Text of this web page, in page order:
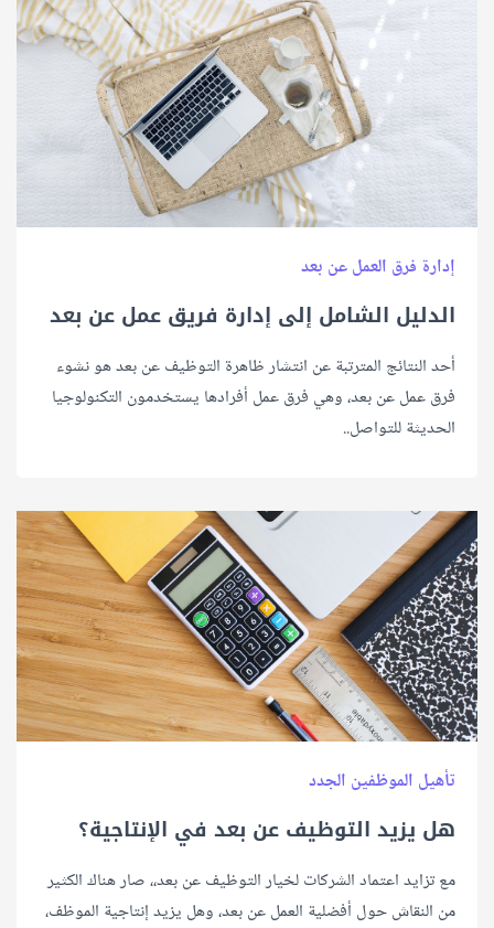
إدارة فرق العمل عن بعد
الدليل الشامل إلى إدارة فريق عمل عن بعد
أحد النتائج المترتبة عن انتشار ظاهرة التوظيف عن بعد هو نشوء
فرق عمل عن بعد، وهي فرق عمل أفرادها يستخدمون التكنولوجيا
الحديثة للتواصل..
تأهيل الموظفين الجدد
هل يزيد التوظيف عن بعد في الإنتاجية؟
مع تزايد اعتماد الشركات لخيار التوظيف عن بعد،، صار هناك الكثير
من النقاش حول أفضلية العمل عن بعد، وهل يزيد إنتاجية الموظف،